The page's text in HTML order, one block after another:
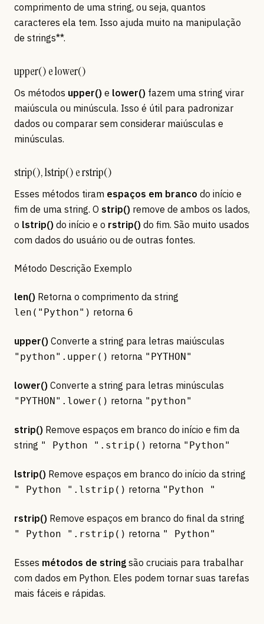
comprimento de uma string, ou seja, quantos
caracteres ela tem. Isso ajuda muito na manipulação
de strings**.
upper() e lower()
Os métodos upper() e lower() fazem uma string virar
maiúscula ou minúscula. Isso é útil para padronizar
dados ou comparar sem considerar maiúsculas e
minúsculas.
strip(), lstrip() e rstrip()
Esses métodos tiram espaços em branco do início e
fim de uma string. O strip() remove de ambos os lados,
o lstrip() do início e o rstrip() do fim. São muito usados
com dados do usuário ou de outras fontes.
Método Descrição Exemplo
len() Retorna o comprimento da string
len("Python") retorna 6
upper() Converte a string para letras maiúsculas
"python".upper() retorna "PYTHON"
lower() Converte a string para letras minúsculas
"PYTHON".lower() retorna "python"
strip() Remove espaços em branco do início e fim da
string " Python ".strip() retorna "Python"
lstrip() Remove espaços em branco do início da string
" Python ".lstrip() retorna "Python "
rstrip() Remove espaços em branco do final da string
" Python ".rstrip() retorna " Python"
Esses métodos de string são cruciais para trabalhar
com dados em Python. Eles podem tornar suas tarefas
mais fáceis e rápidas.